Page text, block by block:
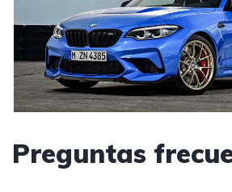
Preguntas